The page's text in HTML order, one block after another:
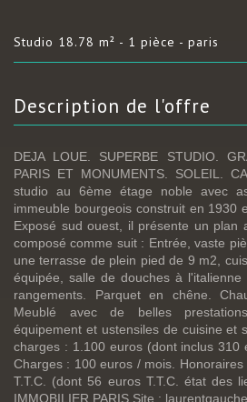
studio 18.78 m² - 1 pièce - paris
description de l'offre
DEJA LOUE. SUPERBE STUDIO.
PARIS ET MONUMENTS. SOLEIL.
studio au 6ème étage noble avec
immeuble bourgeois construit en 1930
Exposé sud ouest, il présente un plan
composé comme suit : Entrée, vaste
une terrasse de plein pied de 9 m2,
équipée, salle de douches à l'italienne
rangements. Parquet en chêne.
Meublé avec de belles
équipement et ustensiles de cuisine et
charges : 1.100 euros (dont inclus 310
Charges : 100 euros / mois.
T.T.C. (dont 56 euros T.T.C. état des
IMMOBILIER PARIS Site :